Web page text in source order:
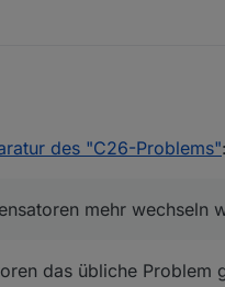
geschrieben habe, dass
schon Mühe
haben, als die üblichen
des "C26-Problems":
mehr wechseln
das übliche Problem